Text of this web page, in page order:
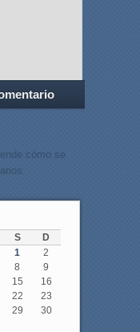
cómo se
S
D
1
2
8
9
15
16
22
23
29
30